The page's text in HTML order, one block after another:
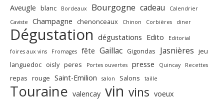
Aveugle blanc Bordeaux Bourgogne cadeau
Calendrier
Caviste
Champagne chenonceaux Chinon Corbières diner
Dégustation dégustations Edito
Editorial
foires aux vins
Fromages fête Gaillac Gigondas Jasnières jeu
languedoc oisly peres Portes ouvertes presse Quincay Recettes
repas rouge Saint-Emilion salon Salons taille
Touraine valencay vin vins voeux